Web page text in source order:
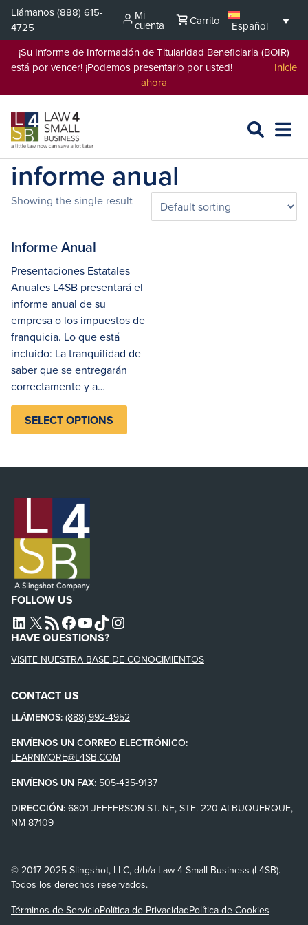
Saltar
contenido
Llámanos(888) 615-
4725
Mi
cuenta Carrito
Español
¡Su Informe de Información de Titularidad Beneficiaria (BOIR)
está por vencer! ¡Podemos presentarlo por usted! Inicie
ahora
BUSCAR
L4SB
ABRIR
informe anual
Showing the single result
Informe Anual
Presentaciones Estatales
Anuales L4SB presentará el
informe anual de su
empresa o los impuestos de
franquicia. Lo que está
incluido: La tranquilidad de
saber que se entregarán
correctamente y a…
SELECT OPTIONS
FOLLOW US
L4SB LINKEDIN
X L4SB RSS FEEDL4SB FACEBOOK
L4SB YOUTUBE
TIKTOKINSTAGRAM
HAVE QUESTIONS?
VISITE NUESTRA BASE DE CONOCIMIENTOS
CONTACT US
LLÁMENOS: (888) 992-4952
ENVÍENOS UN CORREO ELECTRÓNICO:
LEARNMORE@L4SB.COM
ENVÍENOS UN FAX: 505-435-9137
DIRECCIÓN: 6801 JEFFERSON ST. NE, STE. 220 ALBUQUERQUE,
NM 87109
© 2017-2025 Slingshot, LLC, d/b/a Law 4 Small Business (L4SB).
Todos los derechos reservados.
Términos de ServicioPolítica de PrivacidadPolítica de Cookies